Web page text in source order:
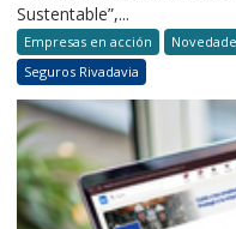
Sustentable”,...
Empresas en acción
Seguros Rivadavia